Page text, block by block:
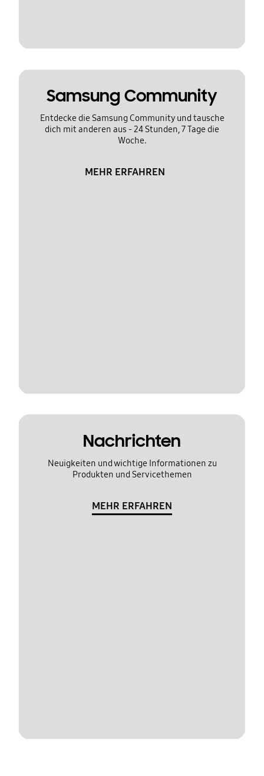
Samsung Community
Entdecke die Samsung Community und tausche
dich mit anderen aus - 24 Stunden, 7 Tage die
Woche.
MEHR ERFAHREN
Nachrichten
Neuigkeiten und wichtige Informationen zu
Produkten und Servicethemen
MEHR ERFAHREN